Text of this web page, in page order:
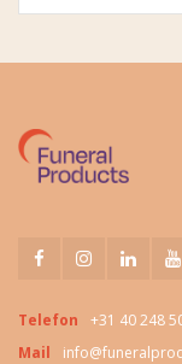
Telefon
+31 40 248
Mail